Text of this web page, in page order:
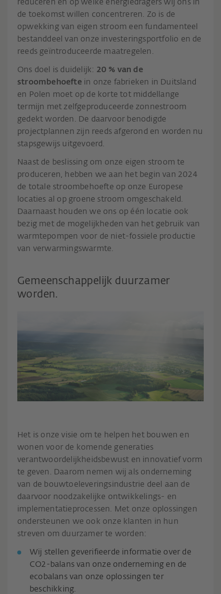
reduceren en op welke energiedragers wij ons in
de toekomst willen concentreren. Zo is de
opwekking van eigen stroom een fundamenteel
bestanddeel van onze investeringsportfolio en de
reeds geïntroduceerde maatregelen.
Ons doel is duidelijk: 20 % van de
stroombehoeftein onze fabrieken in Duitsland
en Polen moet op de korte tot middellange
termijn met zelfgeproduceerde zonnestroom
gedekt worden. De daarvoor benodigde
projectplannen zijn reeds afgerond en worden nu
stapsgewijs uitgevoerd.
Naast de beslissing om onze eigen stroom te
produceren, hebben we aan het begin van 2024
de totale stroombehoefte op onze Europese
locaties al op groene stroom omgeschakeld.
Daarnaast houden we ons op één locatie ook
bezig met de mogelijkheden van het gebruik van
warmtepompen voor de niet-fossiele productie
van verwarmingswarmte.
Gemeenschappelijk duurzamer
worden.
Het is onze visie om te helpen het bouwen en
wonen voor de komende generaties
verantwoordelijkheidsbewust en innovatief vorm
te geven. Daarom nemen wij als onderneming
van de bouwtoeleveringsindustrie deel aan de
daarvoor noodzakelijke ontwikkelings- en
implementatieprocessen. Met onze oplossingen
ondersteunen we ook onze klanten in hun
streven om duurzamer te worden:
Wij stellen geverifieerde informatie over de
CO2-balans van onze onderneming en de
ecobalans van onze oplossingen ter
beschikking.